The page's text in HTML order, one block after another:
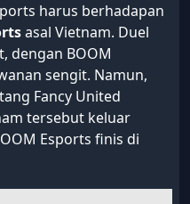
harus berhadapan
asal Vietnam. Duel
dengan BOOM
sengit. Namun,
Fancy United
tersebut keluar
Esports finis di